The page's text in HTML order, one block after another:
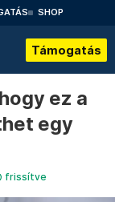
SHOP
Támogatás
ez a
egy
frissítve